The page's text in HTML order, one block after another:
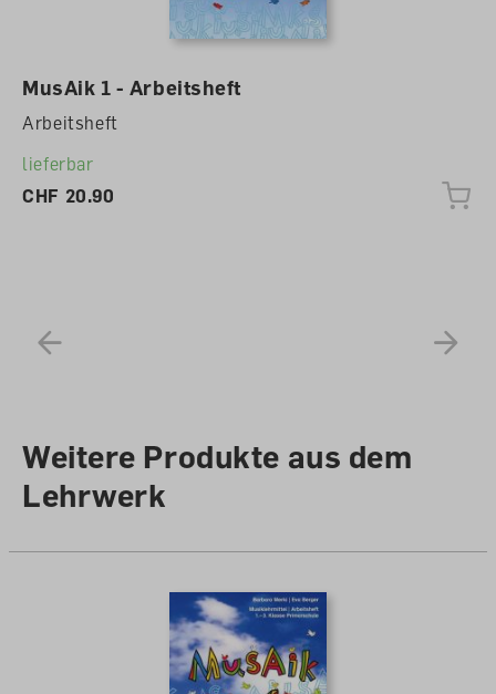
MusAik 1 - Arbeitsheft
Arbeitsheft
lieferbar
CHF 20.90
Weitere Produkte aus dem
Lehrwerk
Diese Website verwendet Cookies, um
eine bestmögliche Erfahrung bieten
zu können.